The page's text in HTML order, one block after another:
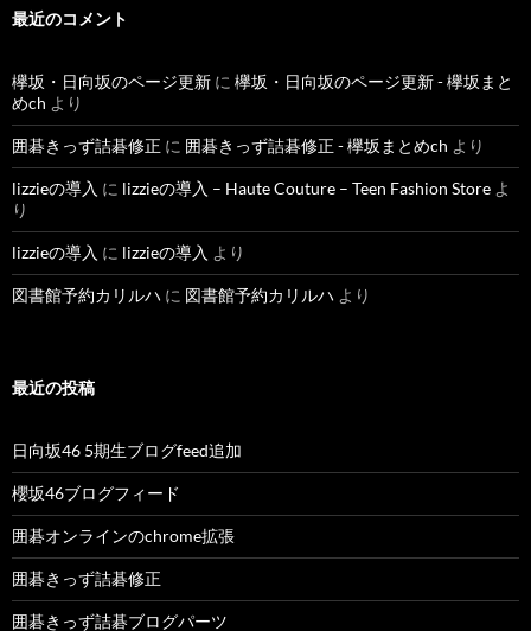
最近のコメント
欅坂・日向坂のページ更新 に 欅坂・日向坂のページ更新 - 欅坂まと
めch より
囲碁きっず詰碁修正 に 囲碁きっず詰碁修正 - 欅坂まとめch より
lizzieの導入 に lizzieの導入 – Haute Couture – Teen Fashion Store よ
り
lizzieの導入 に lizzieの導入 より
図書館予約カリルハ に 図書館予約カリルハ より
最近の投稿
日向坂46 5期生ブログfeed追加
櫻坂46ブログフィード
囲碁オンラインのchrome拡張
囲碁きっず詰碁修正
囲碁きっず詰碁ブログパーツ